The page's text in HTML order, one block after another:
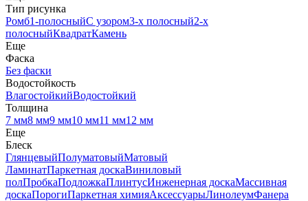
Тип рисунка
Ромб1-полосныйС узором3-х полосный2-х
полосныйКвадратКамень
Еще
Фаска
Без фаски
Водостойкость
ВлагостойкийВодостойкий
Толщина
7 мм8 мм9 мм10 мм11 мм12 мм
Еще
Блеск
ГлянцевыйПолуматовыйМатовый
ЛаминатПаркетная доскаВиниловый
полПробкаПодложкаПлинтусИнженерная доскаМассивная
доскаПорогиПаркетная химияАксессуарыЛинолеумФанера